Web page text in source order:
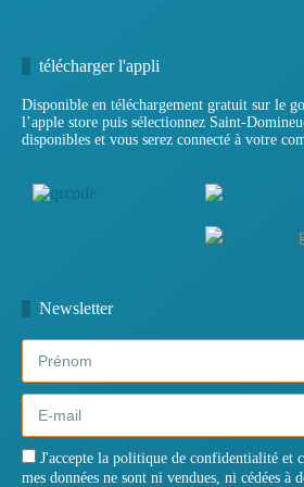
télécharger l'appli
Disponible en téléchargement gratuit sur le
l’apple store puis sélectionnez Saint-
disponibles et vous serez connecté à votre
Newsletter
J'accepte la politique de confidentialité et
mes données ne sont ni vendues, ni cédées à